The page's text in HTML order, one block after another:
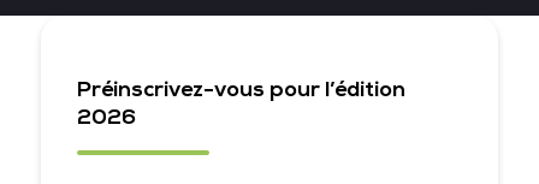
Préinscrivez-vous pour l’édition
2026